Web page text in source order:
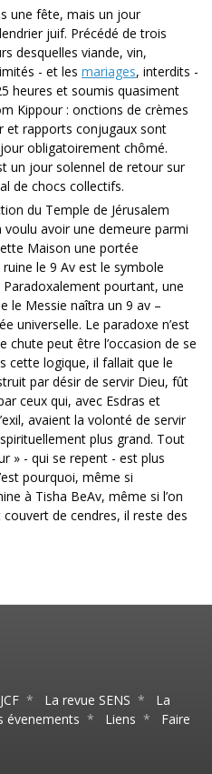
une fête, mais un jour
juif. Précédé de trois
desquelles viande, vin,
- et les mariages, interdits -
heures et soumis quasiment
Kippour : onctions de crèmes
et rapports conjugaux sont
obligatoirement chômé.
un jour solennel de retour sur
de chocs collectifs.
du Temple de Jérusalem
voulu avoir une demeure parmi
Maison une portée
le 9 Av est le symbole
Paradoxalement pourtant, une
le Messie naîtra un 9 av –
universelle. Le paradoxe n’est
chute peut être l’occasion de se
cette logique, il fallait que le
par désir de servir Dieu, fût
ceux qui, avec Esdras et
avaient la volonté de servir
plus grand. Tout
» - qui se repent - est plus
pourquoi, même si
à Tisha BeAv, même si l’on
de cendres, il reste des
* La revue SENS * La
évenements * Liens * Faire